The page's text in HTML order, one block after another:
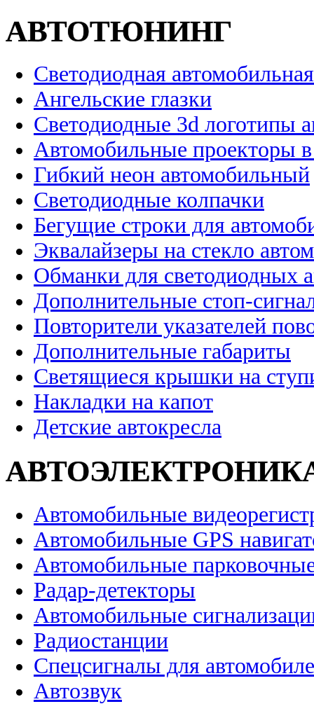
АВТОТЮНИНГ
Светодиодная
Ангельские глазки
Светодиодные 3d логотипы
Автомобильные проекторы
Гибкий неон автомобильный
Светодиодные колпачки
Бегущие строки для
Эквалайзеры на стекло
Обманки для светодиодных
Дополнительные стоп-
Повторители указателей
Дополнительные габариты
Светящиеся крышки на
Накладки на капот
Детские автокресла
Автомобильные
Автомобильные GPS
Автомобильные
Радар-детекторы
Автомобильные
Радиостанции
Спецсигналы для
Автозвук